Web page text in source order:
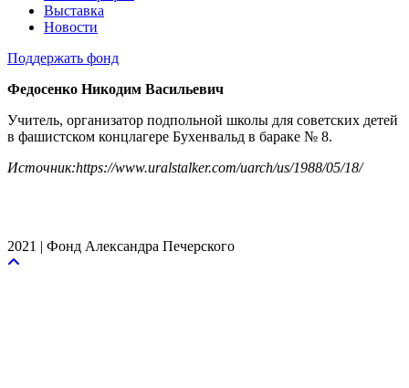
Выставка
Новости
Поддержать фонд
Федосенко Никодим Васильевич
Учитель, организатор подпольной школы для советских детей
в фашистском концлагере Бухенвальд в бараке № 8.
Источник:https://www.uralstalker.com/uarch/us/1988/05/18/
2021 | Фонд Александра Печерского